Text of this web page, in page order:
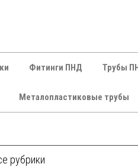
Фитинги ПНД Трубы
Металопластиковые трубы